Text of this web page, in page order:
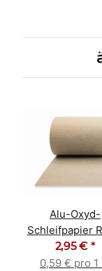
Alu-Oxyd-
Schleifpapier
5m Korn 60 -
2,95 € *
0,59 € pro 1